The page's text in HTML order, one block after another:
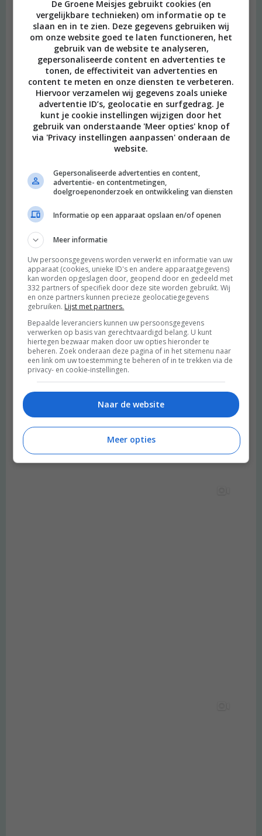
De Groene Meisjes gebruikt cookies (en
vergelijkbare technieken) om informatie op te
slaan en in te zien. Deze gegevens gebruiken wij
om onze website goed te laten functioneren, het
gebruik van de website te analyseren,
gepersonaliseerde content en advertenties te
tonen, de effectiviteit van advertenties en
content te meten en onze diensten te verbeteren.
Hiervoor verzamelen wij gegevens zoals unieke
advertentie ID’s, geolocatie en surfgedrag. Je
kunt je cookie instellingen wijzigen door het
gebruik van onderstaande 'Meer opties' knop of
via 'Privacy instellingen aanpassen' onderaan de
website.
Gepersonaliseerde advertenties en content,
advertentie- en contentmetingen,
doelgroepenonderzoek en ontwikkeling van diensten
Informatie op een apparaat opslaan en/of openen
Meer informatie
Uw persoonsgegevens worden verwerkt en informatie van uw
apparaat (cookies, unieke ID's en andere apparaatgegevens)
kan worden opgeslagen door, geopend door en gedeeld met
332 partners of specifiek door deze site worden gebruikt. Wij
en onze partners kunnen precieze geolocatiegegevens
gebruiken. Lijst met partners.
Bepaalde leveranciers kunnen uw persoonsgegevens
verwerken op basis van gerechtvaardigd belang. U kunt
hiertegen bezwaar maken door uw opties hieronder te
beheren. Zoek onderaan deze pagina of in het sitemenu naar
een link om uw toestemming te beheren of in te trekken via de
privacy- en cookie-instellingen.
Naar de website
Meer opties